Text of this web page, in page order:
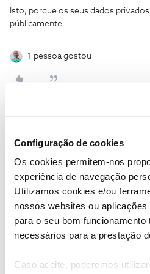
Configuração de cookies
Os cookies permitem-nos
experiência de navegação
Utilizamos cookies e/ou
nossos websites ou
para o seu bom funcionamento
necessários para a prestação
Caso aceite, poderemos
Isto, porque os seus dados
públicamente.
1 pessoa gostou
Para isso, e uma vez que
pessoais, pedimos que siga as
como "Melhor Resposta" e faça